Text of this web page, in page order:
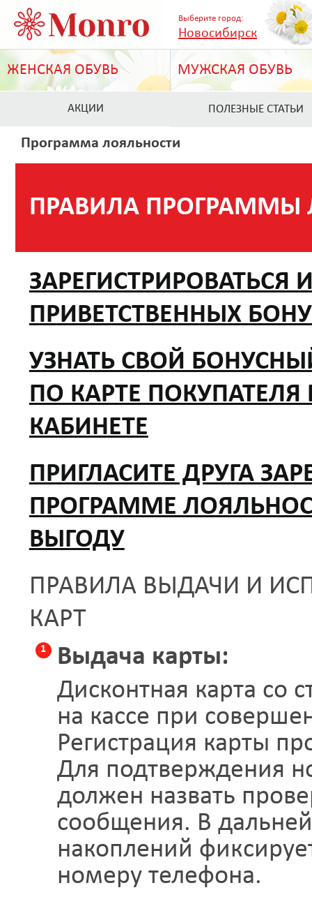
Выберите город:
Новосибирск
ЖЕНСКАЯ ОБУВЬ МУЖСКАЯ ОБУВЬ
АКЦИИ ПОЛЕЗНЫЕ СТАТЬИ
Программа лояльности
ПРАВИЛА ПРОГРАММЫ
ЗАРЕГИCТРИРОВАТЬСЯ
ПРИВЕТСТВЕННЫХ
УЗНАТЬ СВОЙ
ПО КАРТЕ
КАБИНЕТЕ
ПРИГЛАСИТЕ ДРУГА
ПРОГРАММЕ
ВЫГОДУ
ПРАВИЛА ВЫДАЧИ И
КАРТ
1
Выдача карты:
Дисконтная карта со
на кассе при
Регистрация карты
Для подтверждения
должен назвать
сообщения. В
накоплений
номеру телефона.